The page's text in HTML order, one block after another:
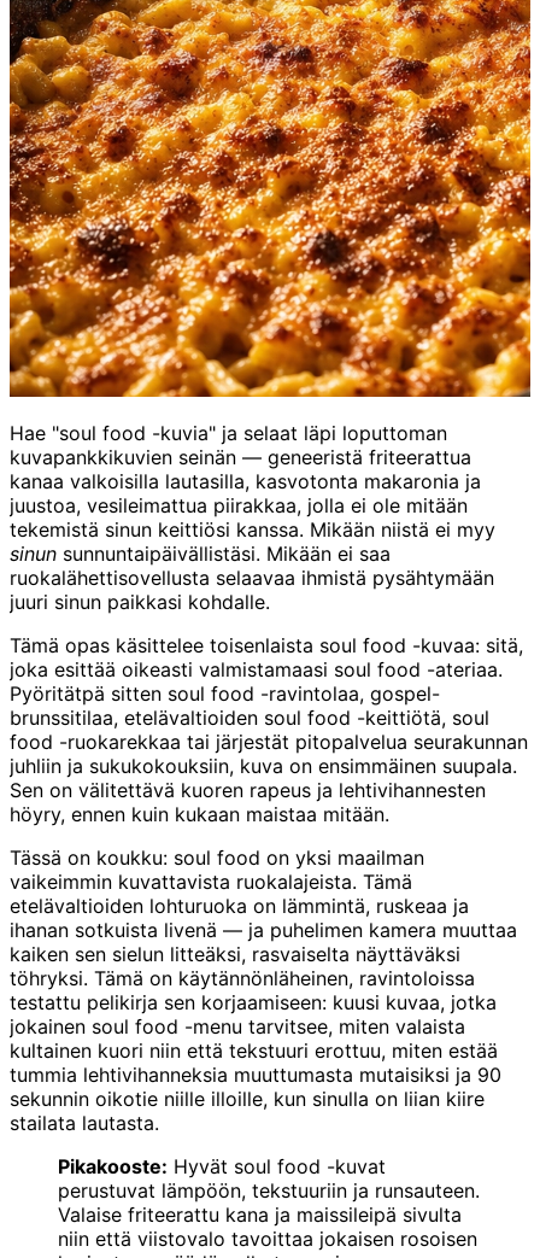
Hae "soul food -kuvia" ja selaat läpi loputtoman
kuvapankkikuvien seinän — geneeristä friteerattua
kanaa valkoisilla lautasilla, kasvotonta makaronia ja
juustoa, vesileimattua piirakkaa, jolla ei ole mitään
tekemistä sinun keittiösi kanssa. Mikään niistä ei myy
sinun sunnuntaipäivällistäsi. Mikään ei saa
ruokalähettisovellusta selaavaa ihmistä pysähtymään
juuri sinun paikkasi kohdalle.
Tämä opas käsittelee toisenlaista soul food -kuvaa: sitä,
joka esittää oikeasti valmistamaasi soul food -ateriaa.
Pyöritätpä sitten soul food -ravintolaa, gospel-
brunssitilaa, etelävaltioiden soul food -keittiötä, soul
food -ruokarekkaa tai järjestät pitopalvelua seurakunnan
juhliin ja sukukokouksiin, kuva on ensimmäinen suupala.
Sen on välitettävä kuoren rapeus ja lehtivihannesten
höyry, ennen kuin kukaan maistaa mitään.
Tässä on koukku: soul food on yksi maailman
vaikeimmin kuvattavista ruokalajeista. Tämä
etelävaltioiden lohturuoka on lämmintä, ruskeaa ja
ihanan sotkuista livenä — ja puhelimen kamera muuttaa
kaiken sen sielun litteäksi, rasvaiselta näyttäväksi
töhryksi. Tämä on käytännönläheinen, ravintoloissa
testattu pelikirja sen korjaamiseen: kuusi kuvaa, jotka
jokainen soul food -menu tarvitsee, miten valaista
kultainen kuori niin että tekstuuri erottuu, miten estää
tummia lehtivihanneksia muuttumasta mutaisiksi ja 90
sekunnin oikotie niille illoille, kun sinulla on liian kiire
stailata lautasta.
Pikakooste: Hyvät soul food -kuvat
perustuvat lämpöön, tekstuuriin ja runsauteen.
Valaise friteerattu kana ja maissileipä sivulta
niin että viistovalo tavoittaa jokaisen rosoisen